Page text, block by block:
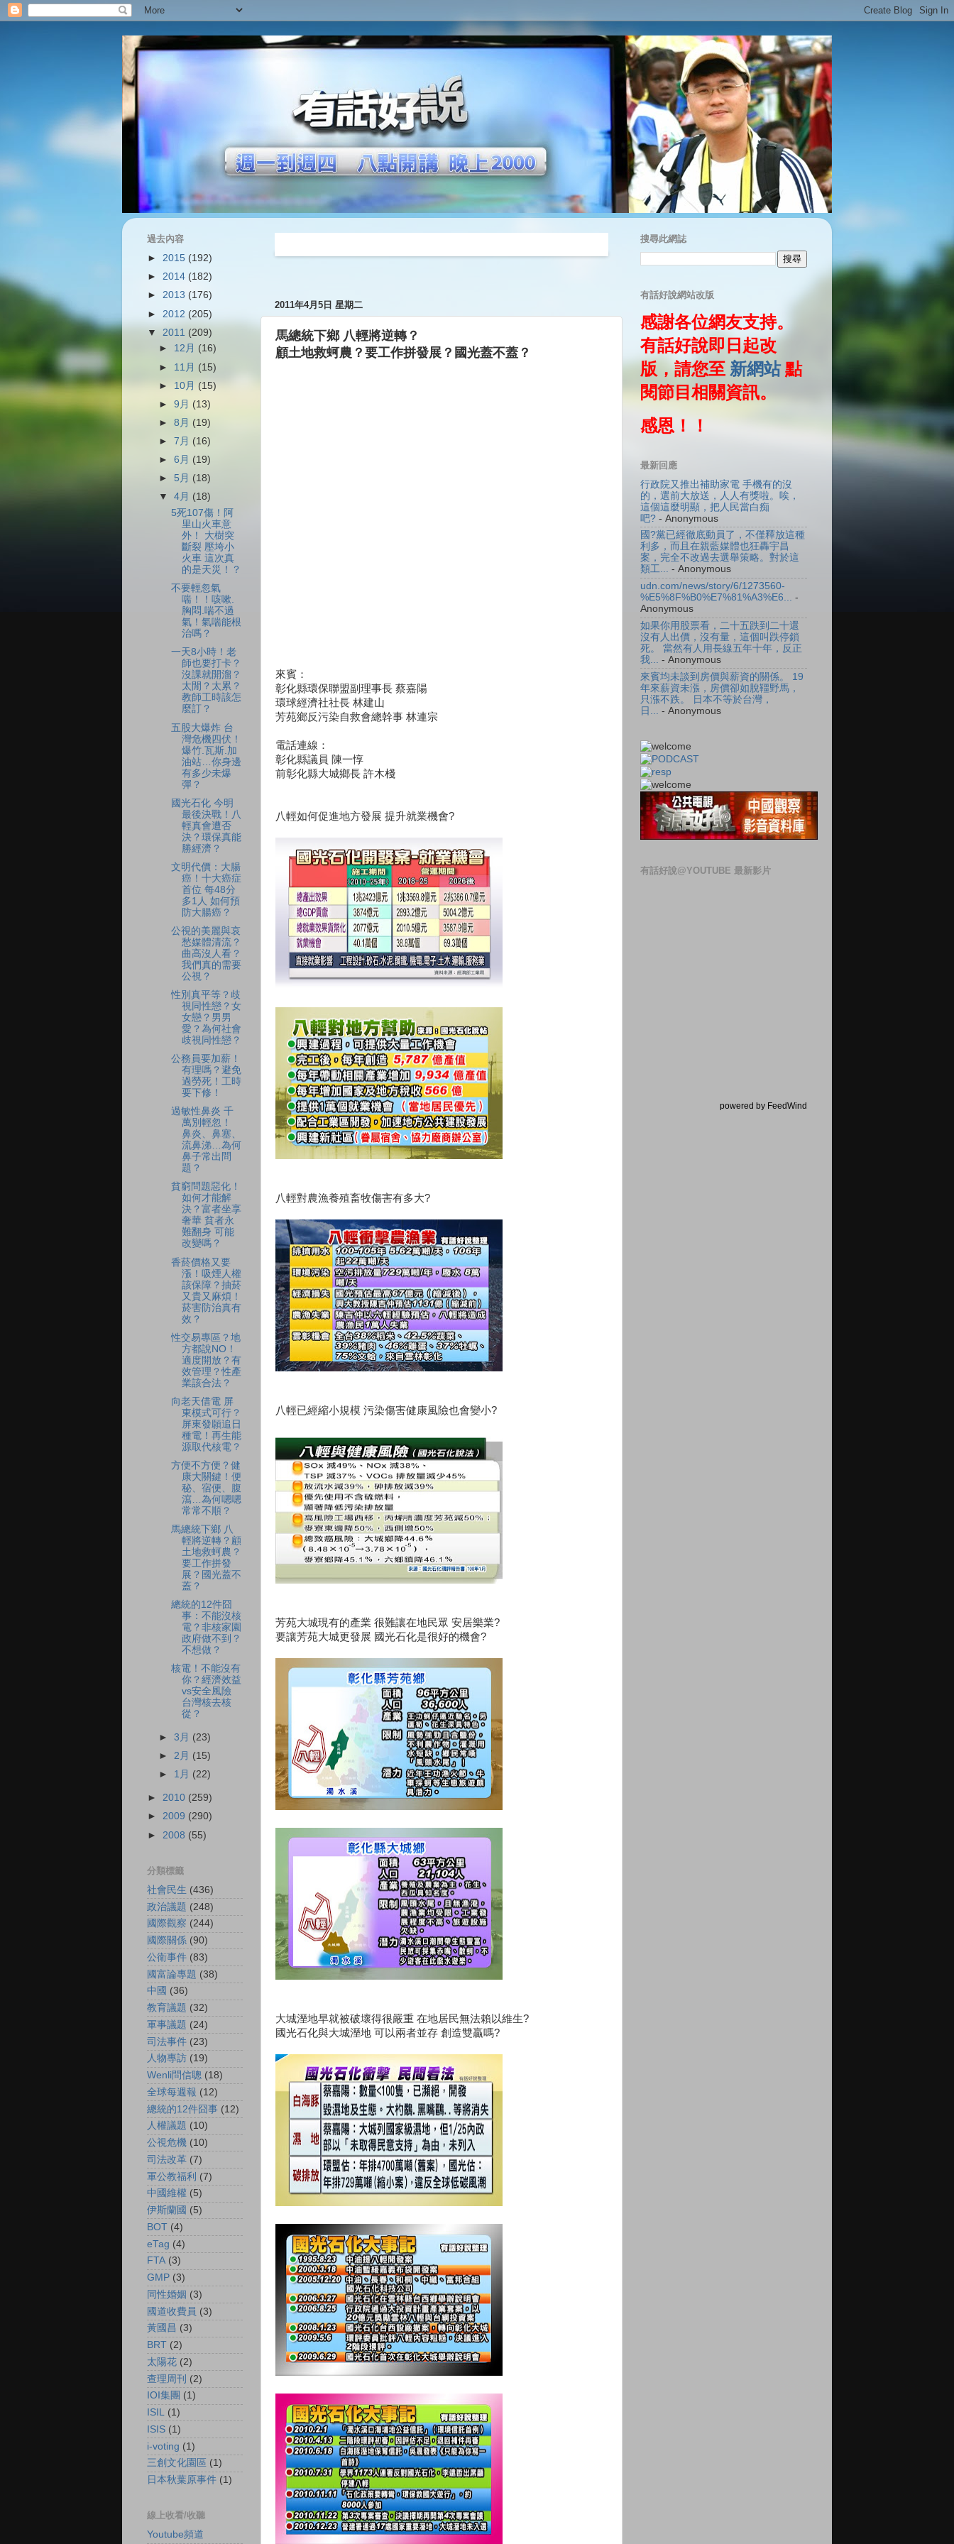
2011年4月5日 星期二
馬總統下鄉 八輕將逆轉？
顧土地救蚵農？要工作拼發展？國光蓋不蓋？
來賓：
彰化縣環保聯盟副理事長 蔡嘉陽
環球經濟社社長 林建山
芳苑鄉反污染自救會總幹事 林連宗
電話連線：
彰化縣議員 陳一惇
前彰化縣大城鄉長 許木棧
八輕如何促進地方發展 提升就業機會?
八輕對農漁養殖畜牧傷害有多大?
八輕已經縮小規模 污染傷害健康風險也會變小?
芳苑大城現有的產業 很難讓在地民眾 安居樂業?
要讓芳苑大城更發展 國光石化是很好的機會?
大城溼地早就被破壞得很嚴重 在地居民無法賴以維生?
國光石化與大城溼地 可以兩者並存 創造雙贏嗎?
過去內容
► 2015 (192)
► 2014 (182)
► 2013 (176)
► 2012 (205)
▼ 2011 (209)
► 12月 (16)
► 11月 (15)
► 10月 (15)
►9月 (13)
►8月 (19)
►7月 (16)
►6月 (19)
►5月 (18)
▼4月 (18)
5死107傷！阿
里山火車意
外！ 大樹突
斷裂 壓垮小
火車 這次真
的是天災！？
不要輕忽氣
喘！！咳嗽.
胸悶.喘不過
氣！氣喘能根
治嗎？
一天8小時！老
師也要打卡？
沒課就開溜？
太閒？太累？
教師工時該怎
麼訂？
五股大爆炸 台
灣危機四伏！
爆竹.瓦斯.加
油站…你身邊
有多少未爆
彈？
國光石化 今明
最後決戰！八
輕真會遭否
決？環保真能
勝經濟？
文明代價：大腸
癌！十大癌症
首位 每48分
多1人 如何預
防大腸癌？
公視的美麗與哀
愁媒體清流？
曲高沒人看？
我們真的需要
公視？
性別真平等？歧
視同性戀？女
女戀？男男
愛？為何社會
歧視同性戀？
公務員要加薪！
有理嗎？避免
過勞死！工時
要下修！
過敏性鼻炎 千
萬別輕忽！
鼻炎、鼻塞、
流鼻涕…為何
鼻子常出問
題？
貧窮問題惡化！
如何才能解
決？富者坐享
奢華 貧者永
難翻身 可能
改變嗎？
香菸價格又要
漲！吸煙人權
該保障？抽菸
又貴又麻煩！
菸害防治真有
效？
性交易專區？地
方都說NO！
適度開放？有
效管理？性產
業該合法？
向老天借電 屏
東模式可行？
屏東發願追日
種電！再生能
源取代核電？
方便不方便？健
康大關鍵！便
秘、宿便、腹
瀉…為何嗯嗯
常常不順？
馬總統下鄉 八
輕將逆轉？顧
土地救蚵農？
要工作拼發
展？國光蓋不
蓋？
總統的12件囧
事：不能沒核
電？非核家園
政府做不到？
不想做？
核電！不能沒有
你？經濟效益
vs安全風險
台灣核去核
從？
►3月 (23)
►2月 (15)
► 1月 (22)
► 2010 (259)
► 2009 (290)
► 2008 (55)
分類標籤
社會民生 (436)
政治議題 (248)
國際觀察 (244)
國際關係 (90)
公衛事件 (83)
國富論專題 (38)
中國 (36)
教育議題 (32)
軍事議題 (24)
司法事件 (23)
人物專訪 (19)
Wenli問信聰 (18)
全球每週報 (12)
總統的12件囧事 (12)
人權議題 (10)
公視危機 (10)
司法改革 (7)
軍公教福利 (7)
中國維權 (5)
伊斯蘭國 (5)
BOT (4)
eTag (4)
FTA (3)
GMP (3)
同性婚姻 (3)
國道收費員 (3)
黃國昌 (3)
BRT (2)
太陽花 (2)
查理周刊 (2)
IOI集團 (1)
ISIL (1)
ISIS (1)
i-voting (1)
三創文化園區 (1)
日本秋葉原事件 (1)
線上收看/收聽
Youtube頻道
搜尋此網誌
有話好說網站改版
感謝各位網友支持。
有話好說即日起改
版，請您至 新網站點
閱節目相關資訊。
感恩！！
最新回應
行政院又推出補助家電 手機有的沒
的，選前大放送，人人有獎啦。唉，
這個這麼明顯，把人民當白痴
吧? - Anonymous
國?黨已經徹底動員了，不僅釋放這種
利多，而且在親藍媒體也狂轟宇昌
案，完全不改過去選舉策略。對於這
類工... - Anonymous
udn.com/news/story/6/1273560-
%E5%8F%B0%E7%81%A3%E6... -
Anonymous
如果你用股票看，二十五跌到二十還
沒有人出價，沒有量，這個叫跌停鎖
死。 當然有人用長線五年十年，反正
我...
- Anonymous
來賓均未談到房價與薪資的關係。 19
年來薪資未漲，房價卻如脫韁野馬，
只漲不跌。 日本不等於台灣，
日...
- Anonymous
有話好說@YOUTUBE 最新影片
powered by FeedWind